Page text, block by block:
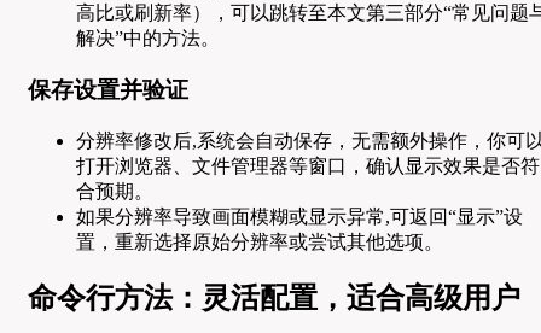
高比或刷新率），可以跳转至本文第三部分“常见问题
解决”中的方法。
保存设置并验证
分辨率修改后,系统会自动保存，无需额外操作，你可
打开浏览器、文件管理器等窗口，确认显示效果是否符
合预期。
如果分辨率导致画面模糊或显示异常,可返回“显示”设
置，重新选择原始分辨率或尝试其他选项。
命令行方法：灵活配置，适合高级用户